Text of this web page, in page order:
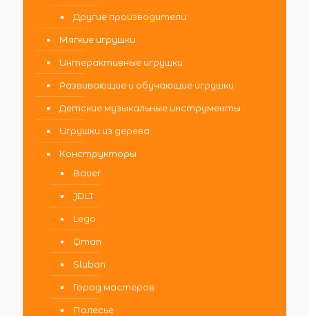
Другие производители
Мягкие игрушки
Интерактивные игрушки
Развивающие и обучающие игрушки
Детские музыкальные инструменты
Игрушки из дерева
Конструкторы
Bauer
JDLT
Lego
Qman
Sluban
Город мастеров
Полесье